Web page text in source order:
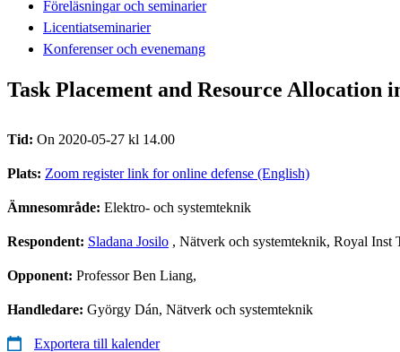
Föreläsningar och seminarier
Licentiatseminarier
Konferenser och evenemang
Task Placement and Resource Allocation
Tid: On 2020-05-27 kl 14.00
Plats: Zoom register link for online defense (English)
Ämnesområde: Elektro- och systemteknik
Respondent: Sladana Josilo , Nätverk och systemteknik, Royal
Opponent: Professor Ben Liang,
Handledare: György Dán, Nätverk och systemteknik
Exportera till kalender